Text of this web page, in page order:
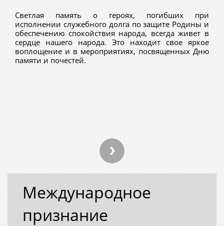
Светлая память о героях, погибших при
исполнении служебного долга по защите Родины и
обеспечению спокойствия народа, всегда живет в
сердце нашего народа. Это находит свое яркое
воплощение и в мероприятиях, посвященных Дню
памяти и почестей.
Международное
признание